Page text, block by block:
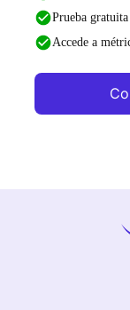
Prueba
Accede a